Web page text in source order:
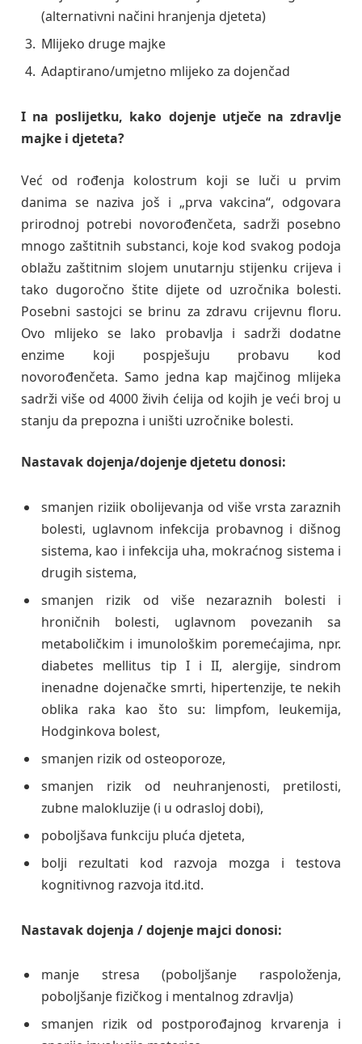
(alternativni načini hranjenja djeteta)
Mlijeko druge majke
Adaptirano/umjetno mlijeko za dojenčad
I na poslijetku, kako dojenje utječe na zdravlje
majke i djeteta?
Već od rođenja kolostrum koji se luči u prvim
danima se naziva još i „prva vakcina“, odgovara
prirodnoj potrebi novorođenčeta, sadrži posebno
mnogo zaštitnih substanci, koje kod svakog podoja
oblažu zaštitnim slojem unutarnju stijenku crijeva i
tako dugoročno štite dijete od uzročnika bolesti.
Posebni sastojci se brinu za zdravu crijevnu floru.
Ovo mlijeko se lako probavlja i sadrži dodatne
enzime koji pospješuju probavu kod
novorođenčeta. Samo jedna kap majčinog mlijeka
sadrži više od 4000 živih ćelija od kojih je veći broj u
stanju da prepozna i uništi uzročnike bolesti.
Nastavak dojenja/dojenje djetetu donosi:
smanjen riziik obolijevanja od više vrsta zaraznih
bolesti, uglavnom infekcija probavnog i dišnog
sistema, kao i infekcija uha, mokraćnog sistema i
drugih sistema,
smanjen rizik od više nezaraznih bolesti i
hroničnih bolesti, uglavnom povezanih sa
metaboličkim i imunološkim poremećajima, npr.
diabetes mellitus tip I i II, alergije, sindrom
inenadne dojenačke smrti, hipertenzije, te nekih
oblika raka kao što su: limpfom, leukemija,
Hodginkova bolest,
smanjen rizik od osteoporoze,
smanjen rizik od neuhranjenosti, pretilosti,
zubne malokluzije (i u odrasloj dobi),
poboljšava funkciju pluća djeteta,
bolji rezultati kod razvoja mozga i testova
kognitivnog razvoja itd.itd.
Nastavak dojenja / dojenje majci donosi:
manje stresa (poboljšanje raspoloženja,
poboljšanje fizičkog i mentalnog zdravlja)
smanjen rizik od postporođajnog krvarenja i